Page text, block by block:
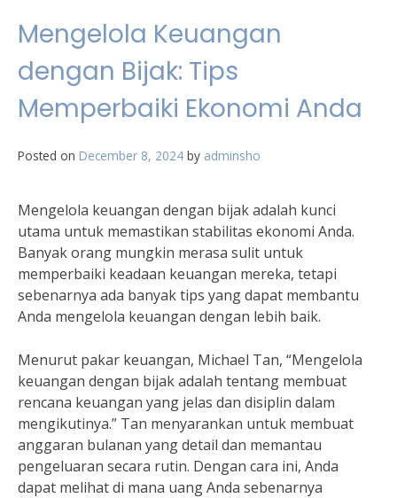
Mengelola Keuangan
dengan Bijak: Tips
Memperbaiki Ekonomi Anda
Posted on December 8, 2024 by adminsho
Mengelola keuangan dengan bijak adalah kunci
utama untuk memastikan stabilitas ekonomi Anda.
Banyak orang mungkin merasa sulit untuk
memperbaiki keadaan keuangan mereka, tetapi
sebenarnya ada banyak tips yang dapat membantu
Anda mengelola keuangan dengan lebih baik.
Menurut pakar keuangan, Michael Tan, “Mengelola
keuangan dengan bijak adalah tentang membuat
rencana keuangan yang jelas dan disiplin dalam
mengikutinya.” Tan menyarankan untuk membuat
anggaran bulanan yang detail dan memantau
pengeluaran secara rutin. Dengan cara ini, Anda
dapat melihat di mana uang Anda sebenarnya